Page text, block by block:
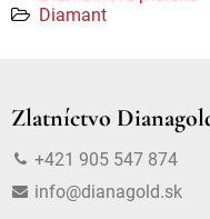
Diamant
Zlatníctvo
+421 905 547 874
info@dianagold.sk